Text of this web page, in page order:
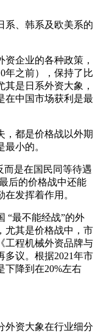
系、韩系及欧美系的
企业的各种政策，
年之前），保持了比
是日系外资大象，
在中国市场获利是最
，都是价格战以外期
小的。
而是在国民同等待遇
后的价格战中还能
发挥着作用。
“最不能经战”的外
尤其是价格战中，市
工程机械外资品牌与
多议。根据2021年市
下降到在20%左右
外资大象在行业细分